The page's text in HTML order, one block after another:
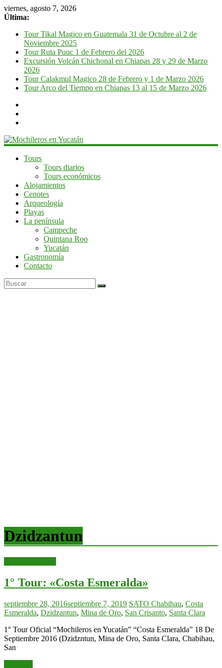
viernes, agosto 7, 2026
Última:
Tour Tikal Magico en Guatemala 31 de Octubre al 2 de
Noviembre 2025
Tour Ruta Puuc 1 de Febrero del 2026
Excursión Volcán Chichonal en Chiapas 28 y 29 de Marzo
2026
Tour Calakmul Magico 28 de Febrero y 1 de Marzo 2026
Tour Arco del Tiempo en Chiapas 13 al 15 de Marzo 2026
Mochileros
Yucatán
Yucatán
Tours
Tours diarios
Tours económicos
Alojamientos
Cenotes
Arqueología
Playas
La península
Campeche
Quintana Roo
Yucatán
Gastronomía
Contacto
Dzidzantun
1° Tour: «Costa Esmeralda»
septiembre 28, 2016septiembre 7, 2019 SATO Chabihau, Costa
Esmeralda, Dzidzantun, Mina de Oro, San Crisanto, Santa Clara
1° Tour Oficial “Mochileros en Yucatán” “Costa Esmeralda” 18 De
Septiembre 2016 (Dzidzntun, Mina de Oro, Santa Clara, Chabihau,
San